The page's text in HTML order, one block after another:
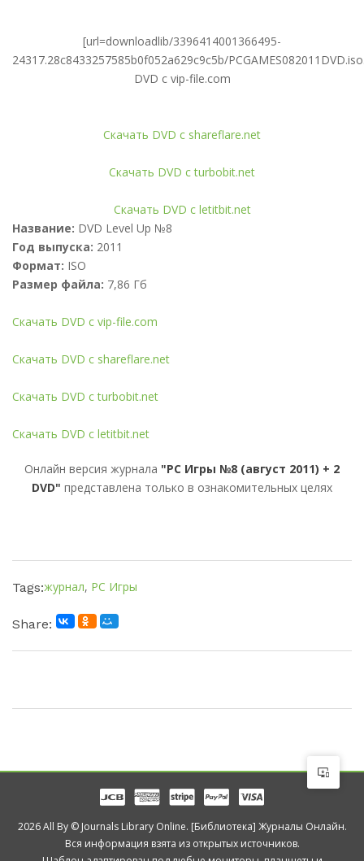
[url=downloadlib/3396414001366495-
24317.28c8433257585b0f052a629c9c5b/
DVD с vip-file.com
Скачать DVD с shareflare.net
Скачать DVD с turbobit.net
Скачать DVD с letitbit.net
Название: DVD Level Up №8
Год выпуска: 2011
Формат: ISO
Размер файла: 7,86 Гб
Скачать DVD с vip-file.com
Скачать DVD с shareflare.net
Скачать DVD с turbobit.net
Скачать DVD с letitbit.net
Онлайн версия журнала "PC Игры №8 (август 2011) + 2
DVD" представлена только в ознакомительных целях
Tags:журнал, PC Игры
Share:
2026 All By © Journals Library Online. [Библиотека] Журналы Онлайн.
Вся информация взята из открытых источников.